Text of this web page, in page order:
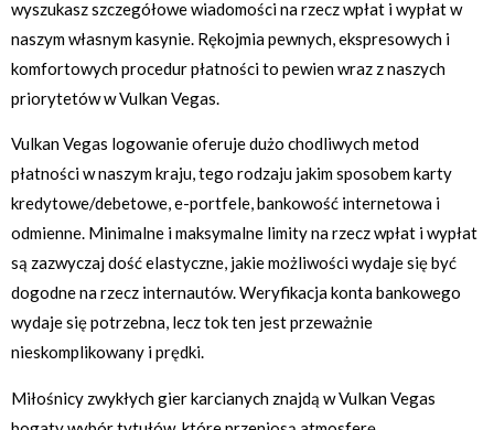
wyszukasz szczegółowe wiadomości na rzecz wpłat i wypłat w
naszym własnym kasynie. Rękojmia pewnych, ekspresowych i
komfortowych procedur płatności to pewien wraz z naszych
priorytetów w Vulkan Vegas.
Vulkan Vegas logowanie oferuje dużo chodliwych metod
płatności w naszym kraju, tego rodzaju jakim sposobem karty
kredytowe/debetowe, e-portfele, bankowość internetowa i
odmienne. Minimalne i maksymalne limity na rzecz wpłat i wypłat
są zazwyczaj dość elastyczne, jakie możliwości wydaje się być
dogodne na rzecz internautów. Weryfikacja konta bankowego
wydaje się potrzebna, lecz tok ten jest przeważnie
nieskomplikowany i prędki.
Miłośnicy zwykłych gier karcianych znajdą w Vulkan Vegas